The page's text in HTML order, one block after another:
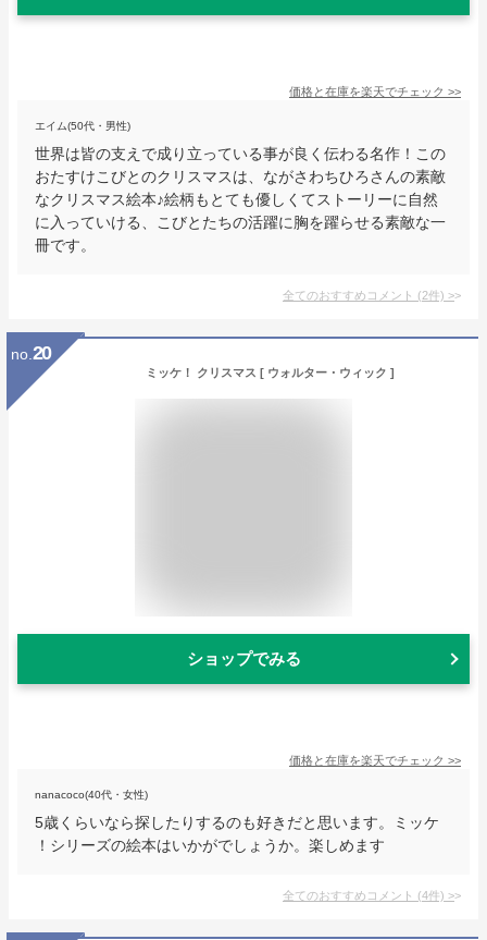
価格と在庫を楽天でチェック >>
エイム(50代・男性)
世界は皆の支えで成り立っている事が良く伝わる名作！この
おたすけこびとのクリスマスは、ながさわちひろさんの素敵
なクリスマス絵本♪絵柄もとても優しくてストーリーに自然
に入っていける、こびとたちの活躍に胸を躍らせる素敵な一
冊です。
全てのおすすめコメント (2件) >
no. 20
ミッケ！ クリスマス [ ウォルター・ウィック ]
ショップでみる
価格と在庫を楽天でチェック >>
nanacoco(40代・女性)
5歳くらいなら探したりするのも好きだと思います。ミッケ
！シリーズの絵本はいかがでしょうか。楽しめます
全てのおすすめコメント (4件) >